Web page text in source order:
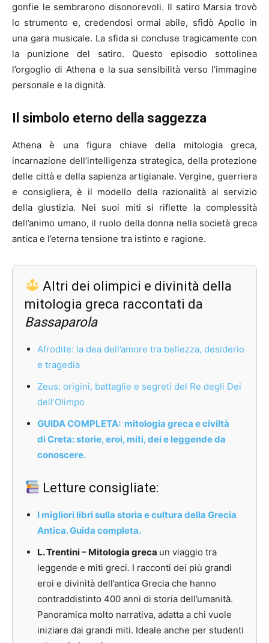
gonfie le sembrarono disonorevoli. Il satiro Marsia trovò
lo strumento e, credendosi ormai abile, sfidò Apollo in
una gara musicale. La sfida si concluse tragicamente con
la punizione del satiro. Questo episodio sottolinea
l’orgoglio di Athena e la sua sensibilità verso l’immagine
personale e la dignità.
Il simbolo eterno della saggezza
Athena è una figura chiave della mitologia greca,
incarnazione dell’intelligenza strategica, della protezione
delle città e della sapienza artigianale. Vergine, guerriera
e consigliera, è il modello della razionalità al servizio
della giustizia. Nei suoi miti si riflette la complessità
dell’animo umano, il ruolo della donna nella società greca
antica e l’eterna tensione tra istinto e ragione.
Altri dei olimpici e divinità della
mitologia greca raccontati da
Bassaparola
Afrodite: la dea dell’amore tra bellezza, desiderio
e tragedia
Zeus: origini, battaglie e segreti del Re degli Dei
dell’Olimpo
GUIDA COMPLETA: mitologia greca e civiltà
di Creta: storie, eroi, miti, dei e leggende da
conoscere.
Letture consigliate:
I migliori libri sulla storia e cultura della Grecia
Antica. Guida completa.
L. Trentini – Mitologia greca un viaggio tra
leggende e miti greci. I racconti dei più grandi
eroi e divinità dell’antica Grecia che hanno
contraddistinto 400 anni di storia dell’umanità.
Panoramica molto narrativa, adatta a chi vuole
iniziare dai grandi miti. Ideale anche per studenti